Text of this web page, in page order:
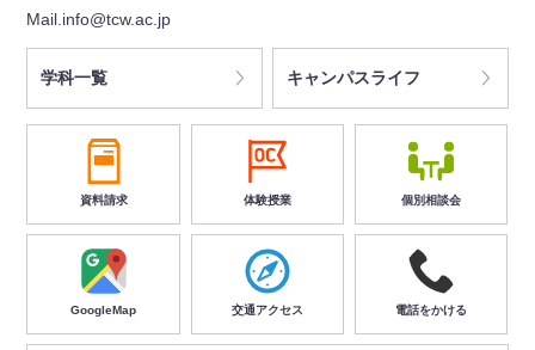
Mail.info@tcw.ac.jp
学科一覧 キャンパスライフ
資料請求 体験授業 個別相談会
GoogleMap 交通アクセス 電話をかける